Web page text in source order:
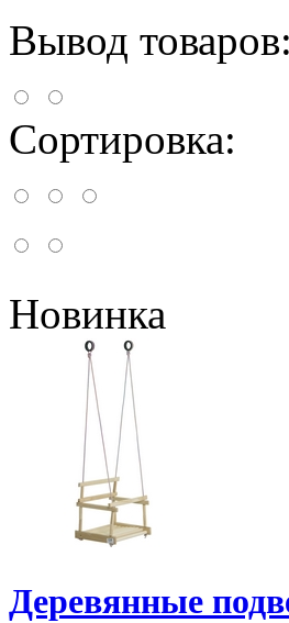
Вывод товаров:
Сортировка:
Новинка
Деревянные